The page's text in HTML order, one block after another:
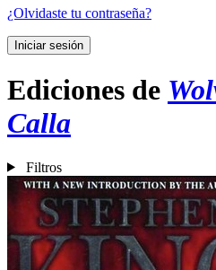
¿Olvidaste tu contraseña?
Iniciar sesión
Ediciones de
Calla
Filtros